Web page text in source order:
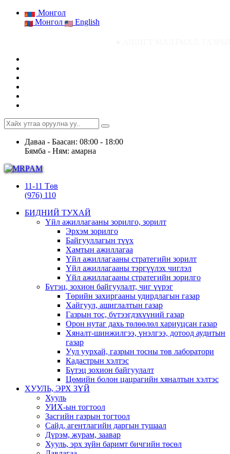
Монгол
Монгол
English
Даваа - Баасан: 08:00 - 18:00
Бямба - Ням: амарна
11-11 Төв
(976) 110
БИДНИЙ ТУХАЙ
Үйл ажиллагааны зорилго, зорилт
Эрхэм зорилго
Байгууллагын түүх
Хамтын ажиллагаа
Үйл ажиллагааны стратегийн зорилт
Үйл ажиллагааны тэргүүлэх чиглэл
Үйл ажиллагааны стратегийн зорилго
Бүтэц, зохион байгуулалт, чиг үүрэг
Төрийн захиргааны удирдлагын газар
Хайгуул, ашиглалтын газар
Газрын тос, бүтээгдэхүүний газар
Орон нутаг дахь төлөөлөл хариуцсан газар
Хяналт-шинжилгээ, үнэлгээ, дотоод аудитын
газар
Уул уурхай, газрын тосны төв лаборатори
Кадастрын хэлтэс
Бүтэц зохион байгуулалт
Цөмийн болон цацрагийн хяналтын хэлтэс
ХУУЛЬ, ЭРХ ЗҮЙ
Хууль
УИХ-ын тогтоол
Засгийн газрын тогтоол
Сайд, агентлагийн даргын тушаал
Дүрэм, журам, заавар
Хууль, эрх зүйн баримт бичгийн төсөл